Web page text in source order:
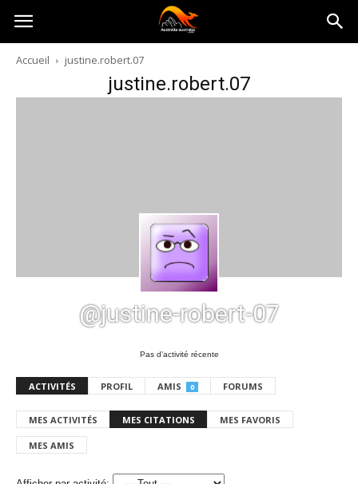
Australia-
australie.com
Accueil justine.robert.07
justine.robert.07
@justine-robert-07
Pas d’activité récente
ACTIVITÉS PROFIL AMIS 0 FORUMS
MES ACTIVITÉS MES CITATIONS MES FAVORIS
MES AMIS